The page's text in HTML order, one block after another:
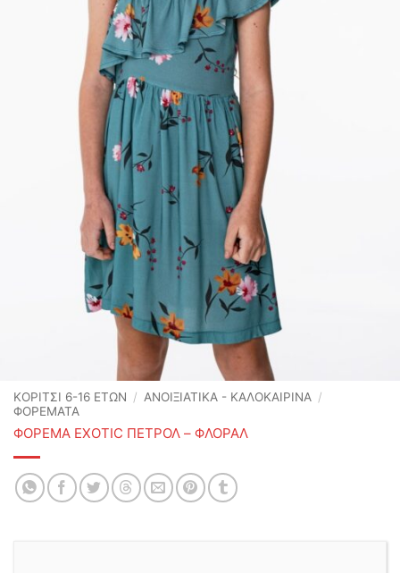
ΚΟΡΙΤΣΙ 6-16 ΕΤΩΝ / ΑΝΟΙΞΙΆΤΙΚΑ - ΚΑΛΟΚΑΙΡΙΝΆ /
ΦΟΡΕΜΑΤΑ
ΦΟΡΕΜΑ EXOTIC ΠΕΤΡΟΛ – ΦΛΟΡΑΛ